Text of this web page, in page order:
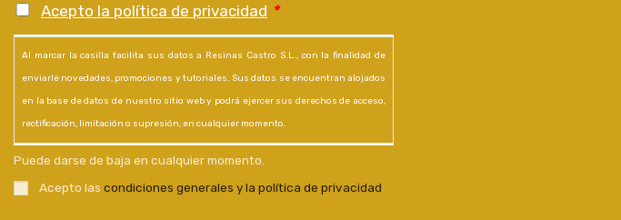
Acepto la política de privacidad *
Al marcar la casilla facilita sus datos a Resinas Castro S.L., con la finalidad de
enviarle novedades, promociones y tutoriales. Sus datos se encuentran alojados
en la base de datos de nuestro sitio web y podrá ejercer sus derechos de acceso,
rectificación, limitación o supresión, en cualquier momento.
Puede darse de baja en cualquier momento.
Acepto las condiciones generales y la política de privacidad